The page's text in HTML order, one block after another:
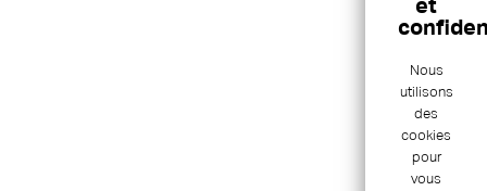
Nous
utilisons
des
cookies
pour
vous